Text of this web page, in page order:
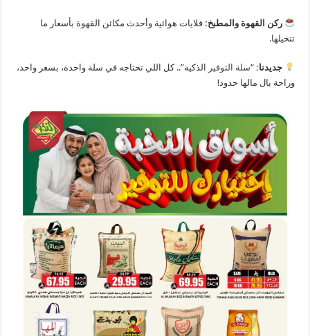
ركن القهوة والمطبخ: قلايات هوائية وأحدث مكائن القهوة بأسعار ما
تتخيلها.
جديدنا: “سلة التوفير
الذكية”.. كل اللي تحتاجه في سلة واحدة، بسعر واحد،
وراحة بال مالها حدود!